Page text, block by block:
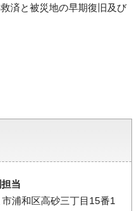
済と被災地の早期復旧及び
当
浦和区高砂三丁目15番1